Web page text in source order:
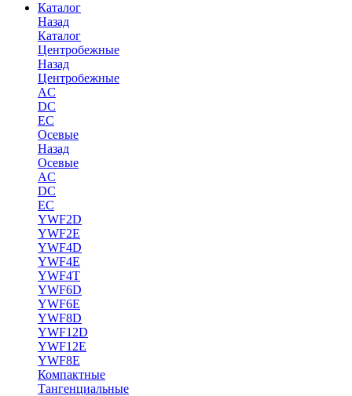
Каталог
Назад
Каталог
Центробежные
Назад
Центробежные
AC
DC
EC
Осевые
Назад
Осевые
AC
DC
EC
YWF2D
YWF2E
YWF4D
YWF4E
YWF4T
YWF6D
YWF6E
YWF8D
YWF12D
YWF12E
YWF8E
Компактные
Тангенциальные